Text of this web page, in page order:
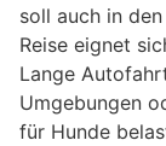
soll auch in
Reise eignet
Lange
Umgebungen
für Hunde